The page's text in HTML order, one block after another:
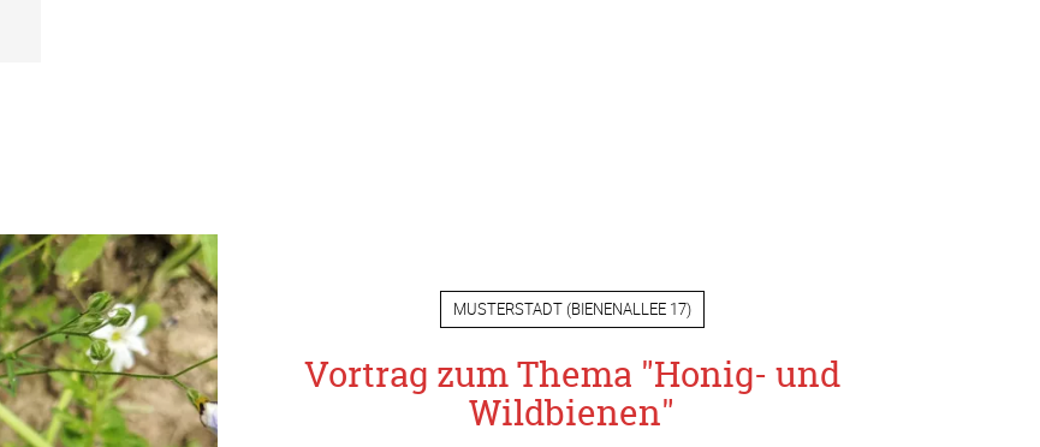
MUSTERSTADT(BIENENALLEE 17)
Vortrag zum Thema "Honig- und
Wildbienen"